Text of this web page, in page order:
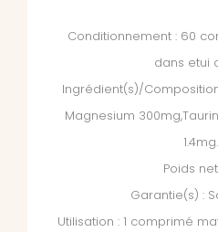
Conditionnement : 60
dans etui
Ingrédient(s)/
Magnesium
1.4mg.
Poids
Garantie(s) :
Utilisation : 1 comprimé